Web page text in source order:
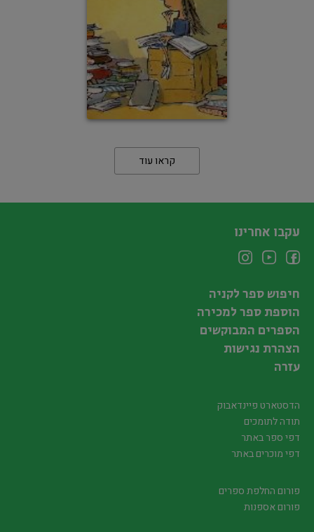
קראו עוד
עקבו אחרינו
חיפוש ספר לקניה
הוספת ספר למכירה
הספרים המבוקשים
הצהרת נגישות
עזרה
הדסטארט פיינדאבוק
תודה לתומכים
דפי ספר באתר
דפי מוכרים באתר
פורום החלפת ספרים
פורום אספנות